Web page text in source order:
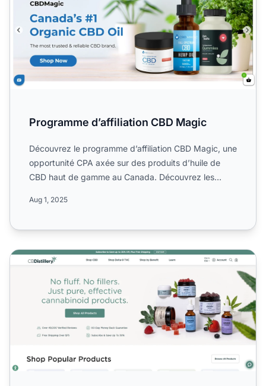
Programme d’affiliation CBD Magic
Découvrez le programme d’affiliation CBD Magic, une
opportunité CPA axée sur des produits d’huile de
CBD haut de gamme au Canada. Découvrez les
Aug 1, 2025
Programme d'affiliation CBDistillery